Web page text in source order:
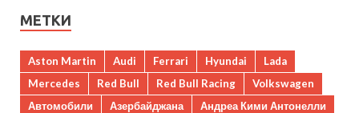
МЕТКИ
Aston Martin Audi Ferrari Hyundai
Lada
Mercedes
Red Bull Red Bull Racing
Volkswagen
Автомобили
Азербайджана
Андреа Кими Антонелли